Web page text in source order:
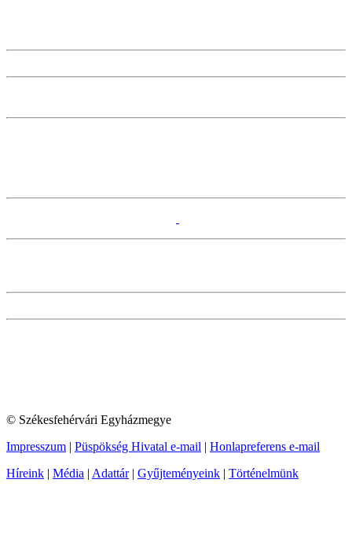
© Székesfehérvári Egyházmegye
Impresszum | Püspökség Hivatal e-mail | Honlapreferens e-mail
Híreink | Média | Adattár| Gyűjteményeink | Történelmünk